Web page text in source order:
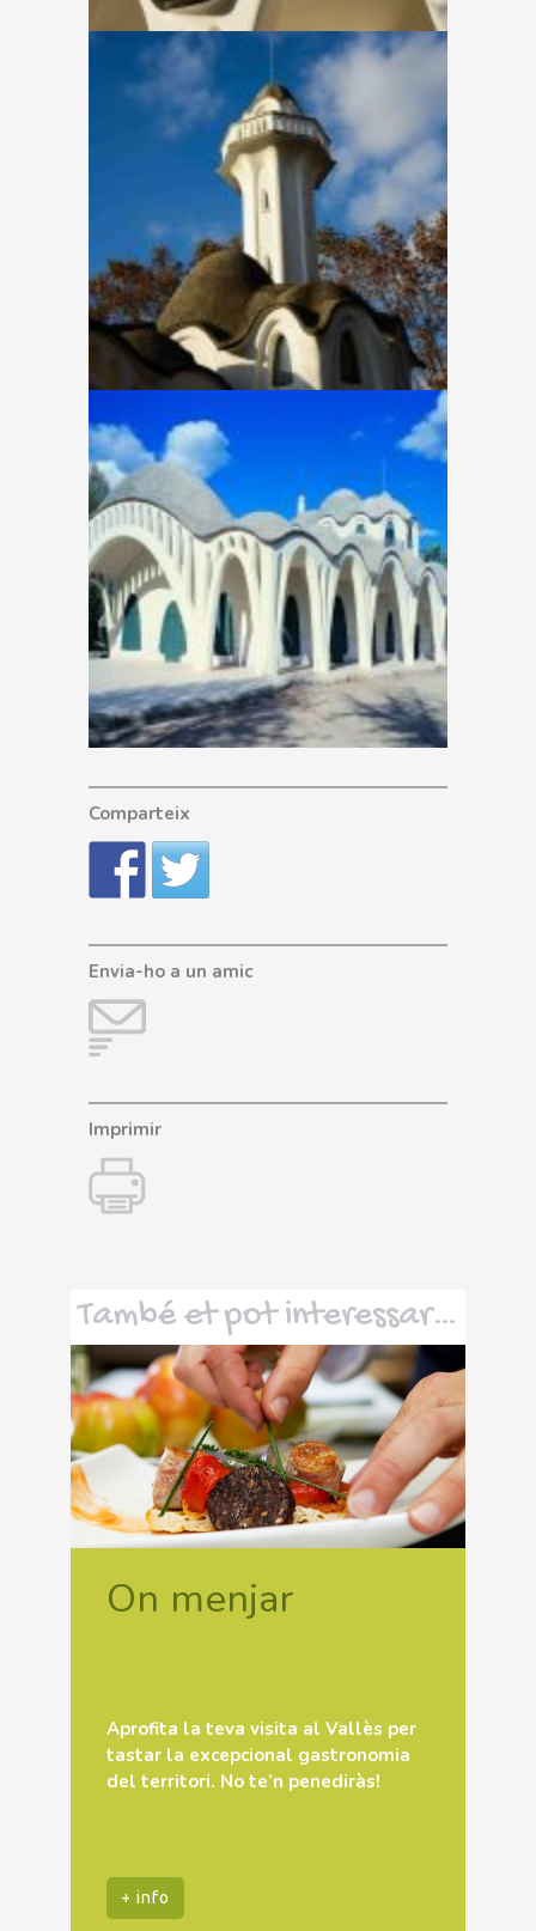
Comparteix
Envia-ho a un amic
Imprimir
També et pot interessar…
On menjar
Aprofita la teva visita al Vallès per
tastar la excepcional gastronomia
del territori. No te’n penediràs!
+ info